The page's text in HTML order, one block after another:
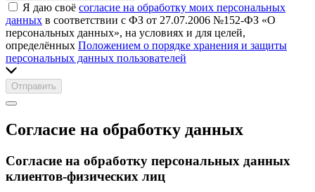
Я даю своё согласие на обработку моих персональных
данных в соответствии с ФЗ от 27.07.2006 №152-ФЗ «О
персональных данных», на условиях и для целей,
определённых Положением о порядке хранения и защиты
персональных данных пользователей
Отправить
Согласие на обработку данных
Согласие на обработку персональных данных
клиентов-физических лиц